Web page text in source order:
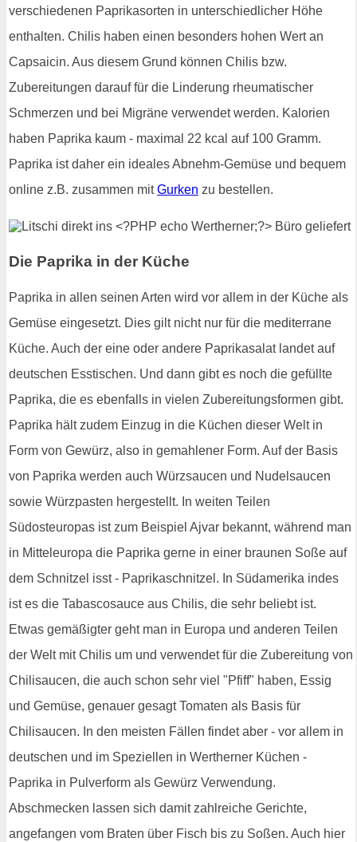
verschiedenen Paprikasorten in unterschiedlicher Höhe
enthalten. Chilis haben einen besonders hohen Wert an
Capsaicin. Aus diesem Grund können Chilis bzw.
Zubereitungen darauf für die Linderung rheumatischer
Schmerzen und bei Migräne verwendet werden. Kalorien
haben Paprika kaum - maximal 22 kcal auf 100 Gramm.
Paprika ist daher ein ideales Abnehm-Gemüse und bequem
online z.B. zusammen mitGurken zu bestellen.
Die Paprika in der Küche
Paprika in allen seinen Arten wird vor allem in der Küche als
Gemüse eingesetzt. Dies gilt nicht nur für die mediterrane
Küche. Auch der eine oder andere Paprikasalat landet auf
deutschen Esstischen. Und dann gibt es noch die gefüllte
Paprika, die es ebenfalls in vielen Zubereitungsformen gibt.
Paprika hält zudem Einzug in die Küchen dieser Welt in
Form von Gewürz, also in gemahlener Form. Auf der Basis
von Paprika werden auch Würzsaucen und Nudelsaucen
sowie Würzpasten hergestellt. In weiten Teilen
Südosteuropas ist zum Beispiel Ajvar bekannt, während man
in Mitteleuropa die Paprika gerne in einer braunen Soße auf
dem Schnitzel isst - Paprikaschnitzel. In Südamerika indes
ist es die Tabascosauce aus Chilis, die sehr beliebt ist.
Etwas gemäßigter geht man in Europa und anderen Teilen
der Welt mit Chilis um und verwendet für die Zubereitung von
Chilisaucen, die auch schon sehr viel "Pfiff" haben, Essig
und Gemüse, genauer gesagt Tomaten als Basis für
Chilisaucen. In den meisten Fällen findet aber - vor allem in
deutschen und im Speziellen in Wertherner Küchen -
Paprika in Pulverform als Gewürz Verwendung.
Abschmecken lassen sich damit zahlreiche Gerichte,
angefangen vom Braten über Fisch bis zu Soßen. Auch hier